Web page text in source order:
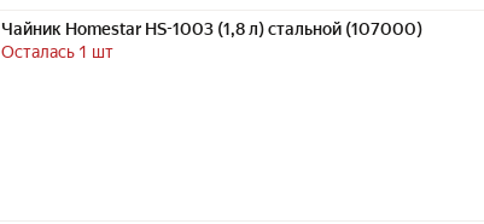
Чайник Homestar HS-1003 (1,8 л) стальной (107000)
Осталась 1 шт